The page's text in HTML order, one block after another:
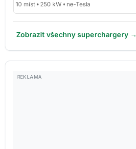
10 míst • 250 kW • ne-Tesla
Zobrazit všechny superchargery →